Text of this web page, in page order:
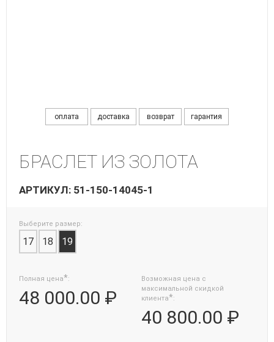
оплата доставка возврат гарантия
БРАСЛЕТ ИЗ ЗОЛОТА
АРТИКУЛ: 51-150-14045-1
Выберите размер:
17 18 19
Полная цена*:
48 000.00 ₽
Возможная цена с
максимальной скидкой
клиента*:
40 800.00 ₽